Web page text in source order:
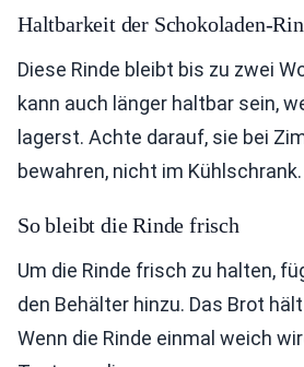
Haltbarkeit der Schokoladen-
Diese Rinde bleibt bis zu zwei
kann auch länger haltbar sein,
lagerst. Achte darauf, sie bei
bewahren, nicht im Kühlschrank.
So bleibt die Rinde frisch
Um die Rinde frisch zu halten,
den Behälter hinzu. Das Brot
Wenn die Rinde einmal weich